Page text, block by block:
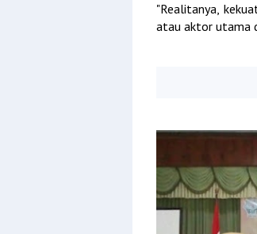
"Realitanya,
atau aktor utama